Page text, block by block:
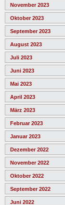
November 2023
Oktober 2023
September 2023
August 2023
Juli 2023
Juni 2023
Mai 2023
April 2023
März 2023
Februar 2023
Januar 2023
Dezember 2022
November 2022
Oktober 2022
September 2022
Juni 2022